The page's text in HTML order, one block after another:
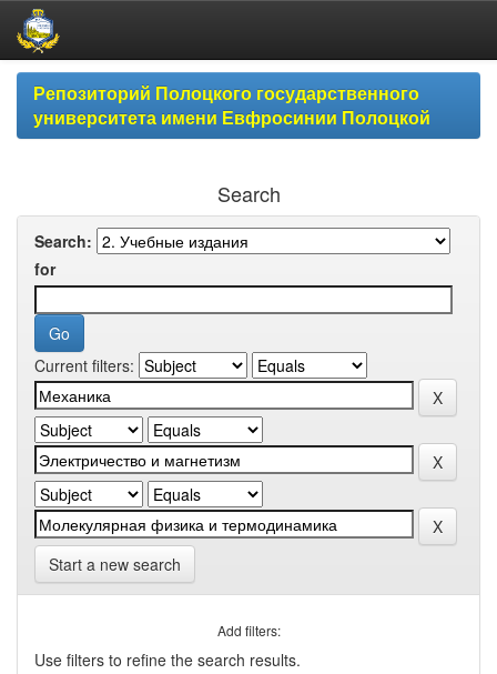
Skip
navigationРепозиторий Полоцкого государственного
университета имени Евфросинии Полоцкой
Search
Search:
for
Current filters:
Start a new search
Add filters:
Use filters to refine the search results.